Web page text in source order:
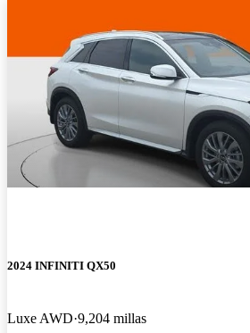
2024 INFINITI QX50
Luxe AWD 9,204 millas